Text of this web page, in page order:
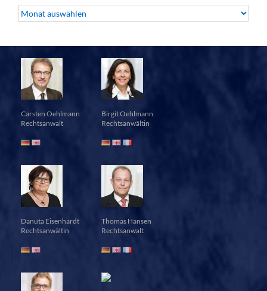
Archiv
Carsten Oehlmann
Rechtsanwalt
Birgit Oehlmann
Rechtsanwältin
Danuta Eisenhardt
Rechtsanwältin
Thomas Hansen
Rechtsanwalt